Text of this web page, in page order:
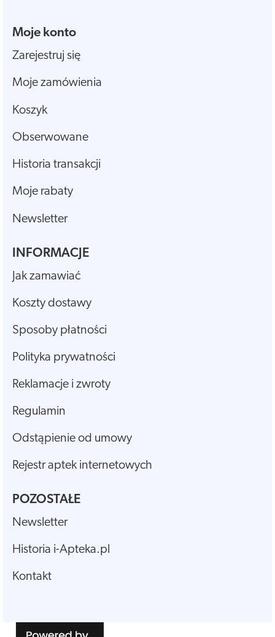
Moje konto
Zarejestruj się
Moje zamówienia
Koszyk
Obserwowane
Historia transakcji
Moje rabaty
Newsletter
INFORMACJE
Jak zamawiać
Koszty dostawy
Sposoby płatności
Polityka prywatności
Reklamacje i zwroty
Regulamin
Odstąpienie od umowy
Rejestr aptek internetowych
POZOSTAŁE
Newsletter
Historia i-Apteka.pl
Kontakt